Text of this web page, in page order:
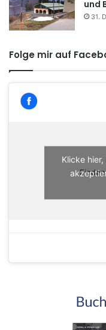
und
31.
Folge mir auf
Klicke